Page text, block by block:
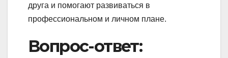
друга и помогают развиваться в
профессиональном и личном плане.
Вопрос-ответ: